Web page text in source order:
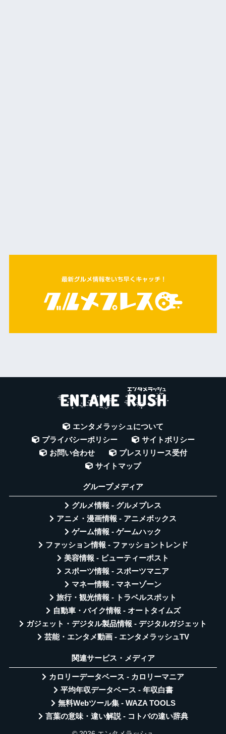
エンタメラッシュについて
プライバシーポリシー
サイトポリシー
お問い合わせ
プレスリリース受付
サイトマップ
グループメディア
グルメ情報 - グルメプレス
アニメ・漫画情報 - アニメボックス
ゲーム情報 - ゲームハック
ファッション情報 - ファッショントレンド
美容情報 - ビューティーポスト
スポーツ情報 - スポーツマニア
マネー情報 - マネーゾーン
旅行・観光情報 - トラベルスポット
自動車・バイク情報 - オートタイムズ
ガジェット・デジタル製品情報 - デジタルガジェット
芸能・エンタメ動画 - エンタメラッシュTV
関連サービス・メディア
カロリーデータベース - カロリーマニア
平均年収データベース - 年収白書
無料Webツール集 - WAZA TOOLS
言葉の意味・違い解説 - コトバの違い辞典